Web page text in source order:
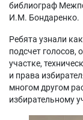
библиограф
И.М. Бондаренко.
Ребята узнали
подсчет голосов,
участке,
и права
многом другом
избирательному